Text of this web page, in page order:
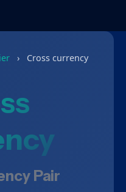
› Cross currency
Pair